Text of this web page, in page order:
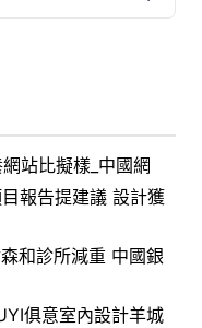
站比擬樣_中國網
報告提建議 設計獲
和診所減重 中國銀
俱意室內設計羊城